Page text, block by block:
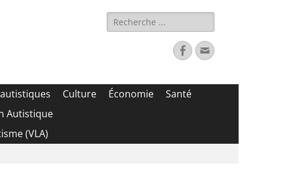
Rechercher :
FacebookAdresse
de
Culture Économie
Santé
Autistique
(VLA)